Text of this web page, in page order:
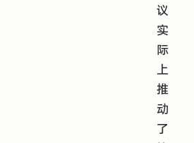
议
实
际
上
推
动
了